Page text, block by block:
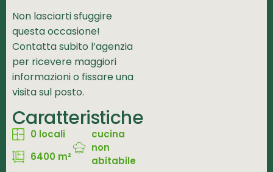
Non lasciarti sfuggire
questa occasione!
Contatta subito l’agenzia
per ricevere maggiori
informazioni o fissare una
visita sul posto.
Caratteristiche
0 locali
6400 m²
cucina
non
abitabile